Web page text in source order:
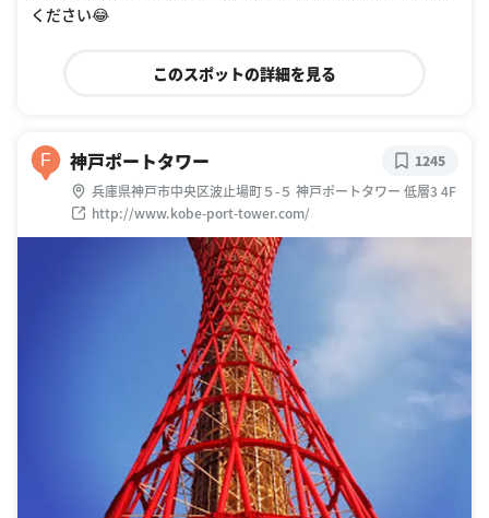
ください😂
このスポットの詳細を見る
F 神戸ポートタワー
兵庫県神戸市中央区波止場町５-５ 神戸ポートタワー 低層3 4F
http://www.kobe-port-tower.com/
1245